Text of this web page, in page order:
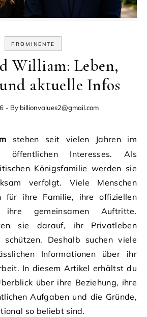
PROMINENTE
William: Leben,
aktuelle Infos
- By billionvalues2@gmail.com
stehen seit vielen Jahren im
öffentlichen Interesses. Als
Königsfamilie werden sie
verfolgt. Viele Menschen
für ihre Familie, ihre offiziellen
gemeinsamen Auftritte.
sie darauf, ihr Privatleben
Deshalb suchen viele
Informationen über ihr
In diesem Artikel erhältst du
über ihre Beziehung, ihre
Aufgaben und die Gründe,
so beliebt sind.